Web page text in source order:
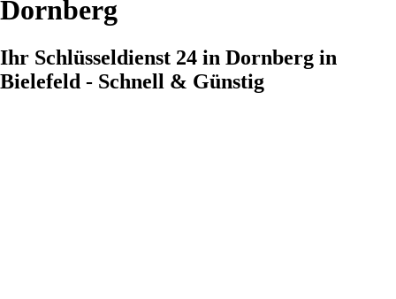
Dornberg
Ihr Schlüsseldienst 24 in Dornberg in
Bielefeld - Schnell & Günstig